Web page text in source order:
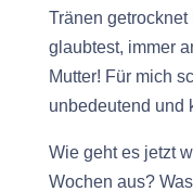
Tränen
glaubtest, immer
Mutter! Für mich
unbedeutend und
Wie geht es jetzt
Wochen aus?